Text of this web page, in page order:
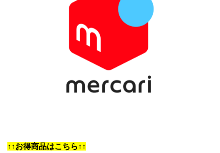
↑↑お得商品はこちら↑↑